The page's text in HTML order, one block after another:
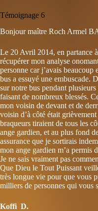
Témoignage 6
Bonjour maître Roch Armel
Le 20 Avril 2014, en partance
récupérer mon analyse
personne car j’avais
bus a essuyé une embuscade.
sur notre bus pendant
faisant de nombreux blessés.
mon voisin de devant et de
voisin d’à côté était
braqueurs tiraient de tous les
ange gardien, et au plus fond
assurance que je sortirais
mon ange gardien m’a permis
Je ne sais vraiment pas
Que Dieu le Tout Puissant
très longue vie pour que vous
milliers de personnes qui vous
Koffi D.